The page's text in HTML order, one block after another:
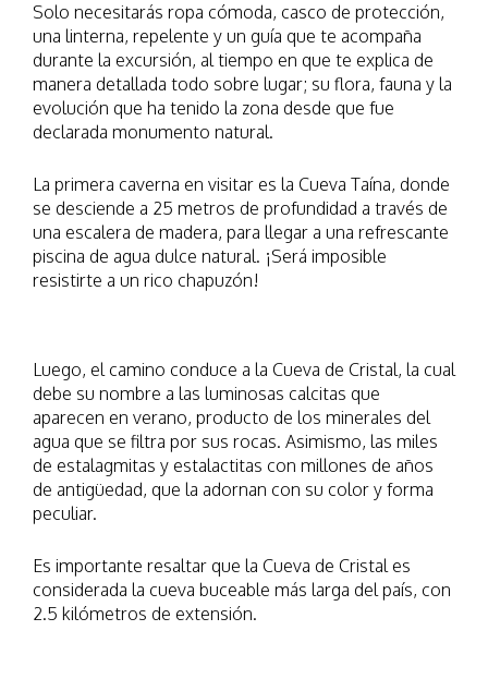
Solo necesitarás ropa cómoda, casco de protección,
una linterna, repelente y un guía que te acompaña
durante la excursión, al tiempo en que te explica de
manera detallada todo sobre lugar; su flora, fauna y la
evolución que ha tenido la zona desde que fue
declarada monumento natural.
La primera caverna en visitar es la Cueva Taína, donde
se desciende a 25 metros de profundidad a través de
una escalera de madera, para llegar a una refrescante
piscina de agua dulce natural. ¡Será imposible
resistirte a un rico chapuzón!
Luego, el camino conduce a la Cueva de Cristal, la cual
debe su nombre a las luminosas calcitas que
aparecen en verano, producto de los minerales del
agua que se filtra por sus rocas. Asimismo, las miles
de estalagmitas y estalactitas con millones de años
de antigüedad, que la adornan con su color y forma
peculiar.
Es importante resaltar que la Cueva de Cristal es
considerada la cueva buceable más larga del país, con
2.5 kilómetros de extensión.